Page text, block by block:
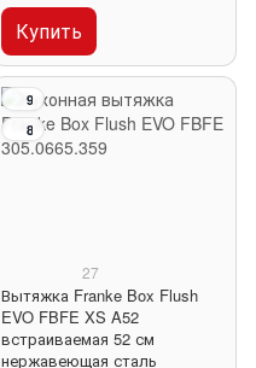
Купить
9
8
27
Вытяжка Franke Box Flush
EVO FBFE XS A52
встраиваемая 52 см
нержавеющая сталь